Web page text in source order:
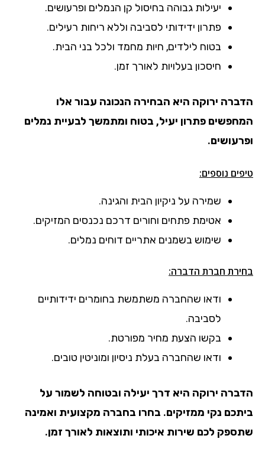
יעילות גבוהה בחיסול קן הנמלים ופרעושים.
פתרון ידידותי לסביבה וללא ריחות רעילים.
בטוח לילדים, חיות מחמד ולכל בני הבית.
חיסכון בעלויות לאורך זמן.
הדברה ירוקה היא הבחירה הנכונה עבור אלו
המחפשים פתרון יעיל, בטוח ומתמשך לבעיית נמלים
ופרעושים.
טיפים נוספים:
שמירה על ניקיון הבית והגינה.
אטימת פתחים וחורים דרכם נכנסים המזיקים.
שימוש בשמנים אתריים דוחים נמלים.
בחירת חברת הדברה:
ודאו שהחברה משתמשת בחומרים ידידותיים
לסביבה.
בקשו הצעת מחיר מפורטת.
ודאו שהחברה בעלת ניסיון ומוניטין טובים.
הדברה ירוקה היא דרך יעילה ובטוחה לשמור על
ביתכם נקי ממזיקים. בחרו בחברה מקצועית ואמינה
שתספק לכם שירות איכותי ותוצאות לאורך זמן.